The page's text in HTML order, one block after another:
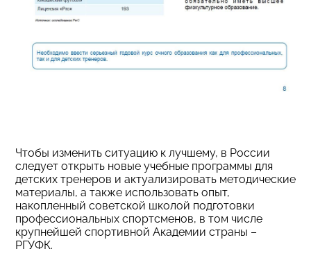
Чтобы изменить ситуацию к лучшему, в России
следует открыть новые учебные программы для
детских тренеров и актуализировать методические
материалы, а также использовать опыт,
накопленный советской школой подготовки
профессиональных спортсменов, в том числе
крупнейшей спортивной Академии страны –
РГУФК.